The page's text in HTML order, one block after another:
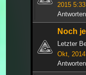
2015
Noch
Letzter
Okt,